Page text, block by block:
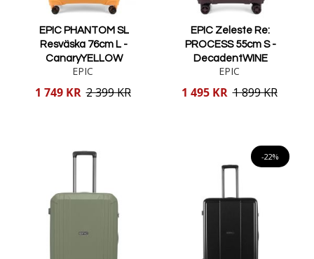
EPIC PHANTOM SL
Resväska 76cm L -
CanaryYELLOW
EPIC
Reducerat
1 749 KR 2 399 KR
EPIC Zeleste Re:
PROCESS 55cm S -
DecadentWINE
EPIC
Reducerat
1 495 KR 1 899 KR
-22%